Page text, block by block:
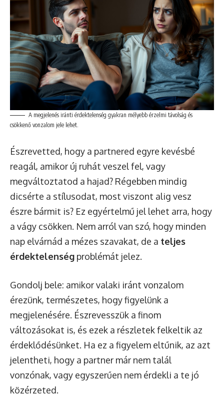
A megjelenés iránti érdektelenség gyakran mélyebb érzelmi távolság és
csökkenő vonzalom jele lehet.
Észrevetted, hogy a partnered egyre kevésbé
reagál, amikor új ruhát veszel fel, vagy
megváltoztatod a hajad? Régebben mindig
dicsérte a stílusodat, most viszont alig vesz
észre bármit is? Ez egyértelmű jel lehet arra, hogy
a vágy csökken. Nem arról van szó, hogy minden
nap elvárnád a mézes szavakat, de a teljes
érdektelenség problémát jelez.
Gondolj bele: amikor valaki iránt vonzalom
érezünk, természetes, hogy figyelünk a
megjelenésére. Észrevesszük a finom
változásokat is, és ezek a részletek felkeltik az
érdeklődésünket. Ha ez a figyelem eltűnik, az azt
jelentheti, hogy a partner már nem talál
vonzónak, vagy egyszerűen nem érdekli a te jó
közérzeted.